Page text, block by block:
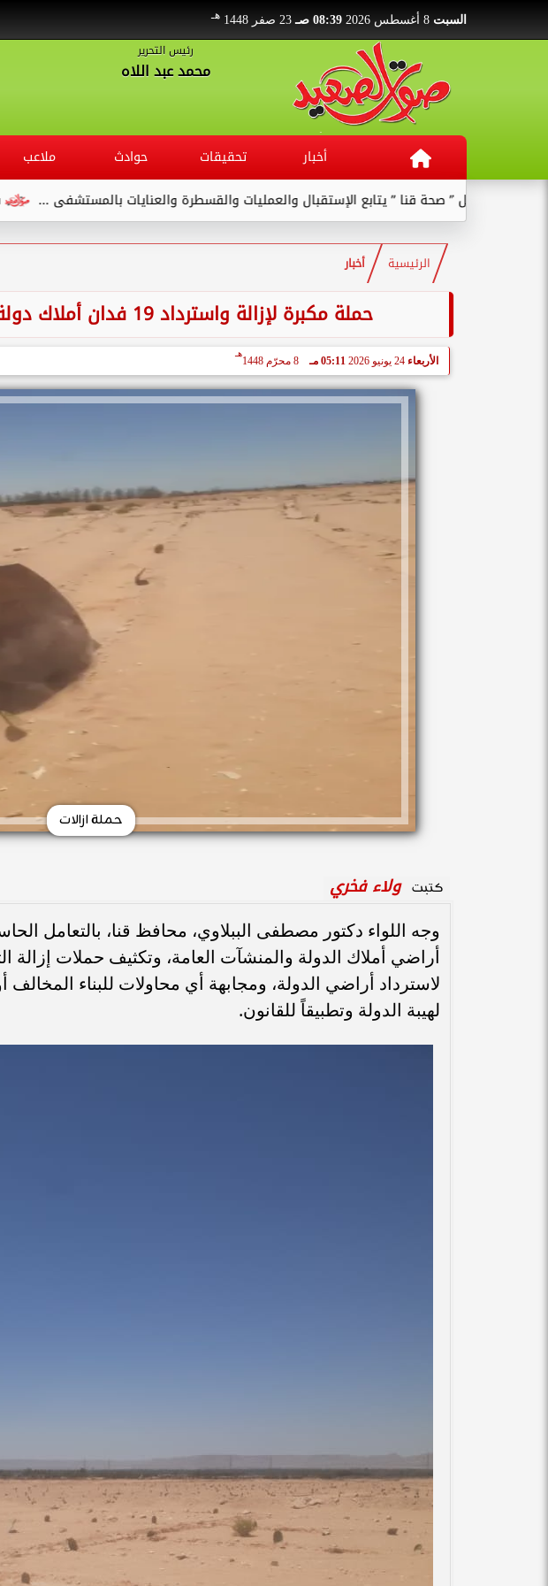
السبت 08:39 صـ 23 صفر 1448 هـ
رئيس التحرير
محمد عبد اللاه
أخبار تحقيقات حوادث ملاعب
في أولى ” صحة قنا ” يتابع الإستقبال والعمليات والقسطرة والعنايات بالمستشفى ...
الرئيسية أخبار
حملة مكبرة لإزالة واسترداد 19 فدان أملاك دولة بقرية الترامسة في قنا
الأربعاء 24 يونيو 2026 05:11 مـ 8 محرّم 1448
هـ
حملة ازالات
كتبت ولاء فخري
وجه اللواء دكتور مصطفى الببلاوي، محافظ قنا، بالتعامل
أراضي أملاك الدولة والمنشآت العامة، وتكثيف حملات إزالة
لاسترداد أراضي الدولة، ومجابهة أي محاولات للبناء
لهيبة الدولة وتطبيقاً للقانون.